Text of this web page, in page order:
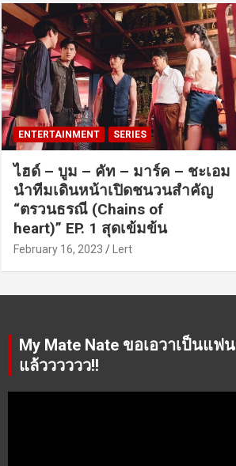
ENTERTAINMENT SERIES
ไฮด์ – บูม – คัท – มาร์ค – ชะเอม
นำทีมเดินหน้าเปิดชนวนสำคัญ
“ตรวนธรณี (Chains of
heart)” EP. 1 สุดเข้มข้น
February 16, 2023 Lert
My Mate Nate ขอเอวาเป็นแฟน
แล้วววววว!!